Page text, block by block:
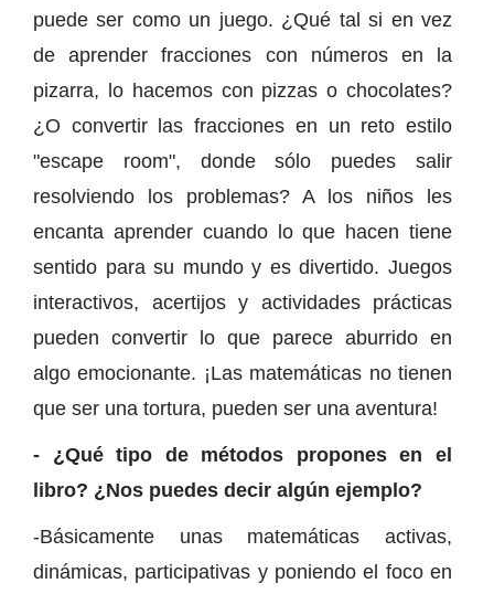
puede ser como un juego. ¿Qué tal si en vez
de aprender fracciones con números en la
pizarra, lo hacemos con pizzas o chocolates?
¿O convertir las fracciones en un reto estilo
"escape room", donde sólo puedes salir
resolviendo los problemas? A los niños les
encanta aprender cuando lo que hacen tiene
sentido para su mundo y es divertido. Juegos
interactivos, acertijos y actividades prácticas
pueden convertir lo que parece aburrido en
algo emocionante. ¡Las matemáticas no tienen
que ser una tortura, pueden ser una aventura!
- ¿Qué tipo de métodos propones en el
libro? ¿Nos puedes decir algún ejemplo?
-Básicamente unas matemáticas activas,
dinámicas, participativas y poniendo el foco en